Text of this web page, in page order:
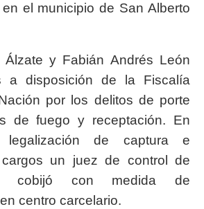
el municipio de San Alberto
Álzate y Fabián Andrés León
a disposición de la Fiscalía
por los delitos de porte
de fuego y receptación. En
legalización de captura e
un juez de control de
cobijó con medida de
centro carcelario.